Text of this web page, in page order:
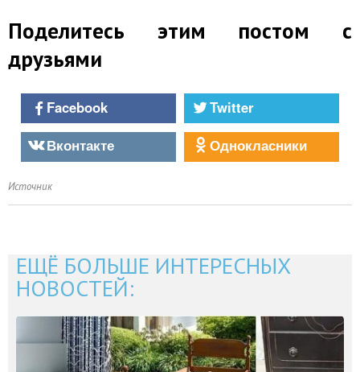
Поделитесь этим постом с
друзьями
Facebook
Twitter
Вконтакте
Однокласники
Источник
ЕЩЁ БОЛЬШЕ ИНТЕРЕСНЫХ
НОВОСТЕЙ: